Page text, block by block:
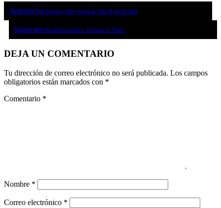
AnteriorThe Electric Alley visita la Sala X de Sevilla
SiguienteShepherd publica ‘Oceans of Stars’
DEJA UN COMENTARIO
Tu dirección de correo electrónico no será publicada. Los campos
obligatorios están marcados con *
Comentario *
Nombre *
Correo electrónico *